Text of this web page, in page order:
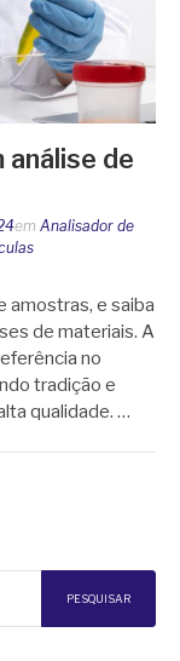
análise de
em Analisador de
amostras, e saiba
de materiais. A
no
tradição e
qualidade. …
PESQUISAR